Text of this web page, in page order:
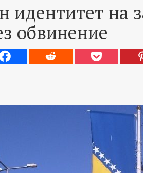
идентитет на
обвинение